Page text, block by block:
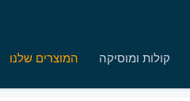
קולות ומוסיקה המוצרים שלנו